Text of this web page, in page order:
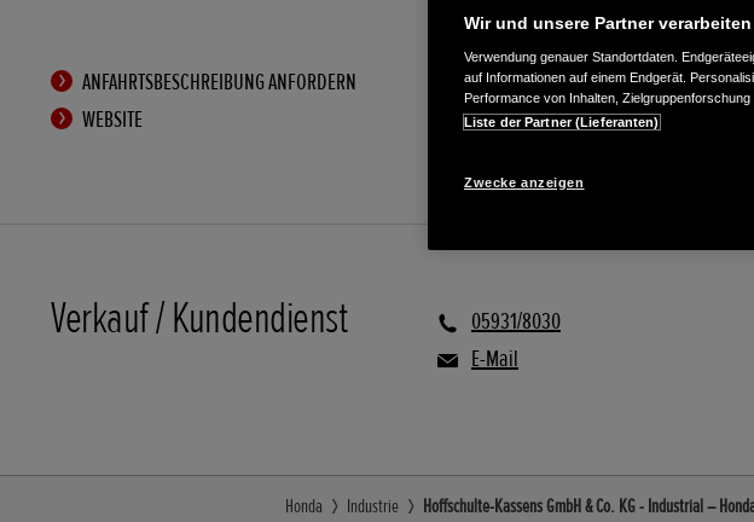
ANFAHRTSBESCHREIBUNG ANFORDERN
WEBSITE
Verkauf / Kundendienst
05931/8030
E-Mail
Honda Industrie Hoffschulte-Kassens GmbH & Co. KG - Industrial –
Wir und unsere Partner
Verwendung genauer Standortdaten.
auf Informationen auf einem Endgerät.
Performance von Inhalten,
Liste der Partner (Lieferanten)
Zwecke anzeigen